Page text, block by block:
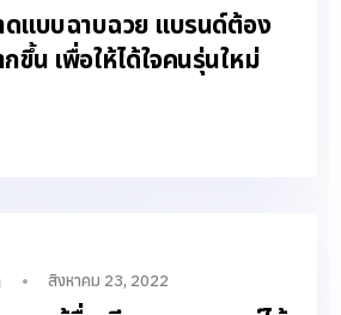
แบบฉาบฉวย แบรนด์ต้อง
ขึ้น เพื่อให้ได้ใจคนรุ่นใหม่
สิงหาคม 23, 2022